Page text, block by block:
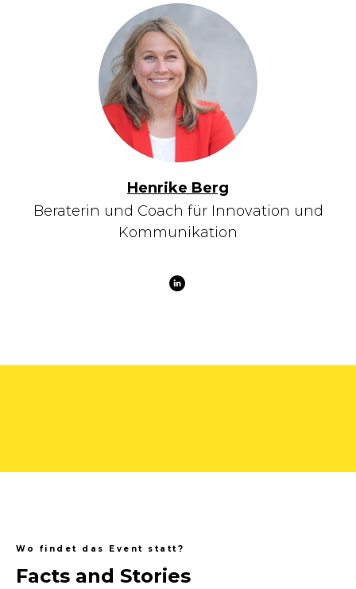
Henrike Berg
Beraterin und Coach für Innovation und
Kommunikation
Wo findet das Event statt?
Facts and Stories